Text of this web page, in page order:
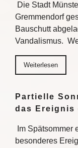
Die Stadt
Gremmendorf
Bauschutt
Vandalismus.
Weiterlesen
Partielle
das Ereignis
Im Spätsommer
besonderes